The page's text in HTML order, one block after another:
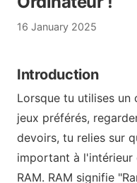
16 January 2025
Introduction
Lorsque tu utilises
jeux préférés,
devoirs, tu relies sur
important à l'intérieur
RAM. RAM signifie